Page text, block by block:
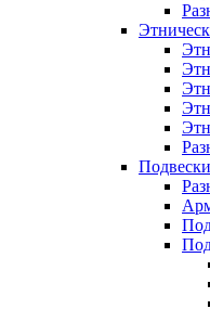
Подвески